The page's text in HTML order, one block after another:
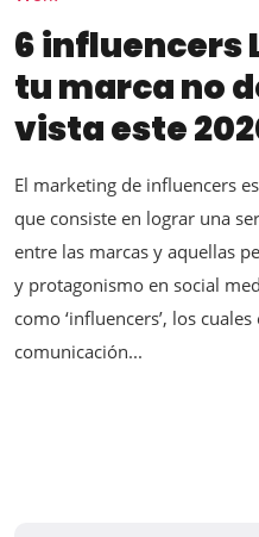
6 influencers
tu marca no
vista este
El marketing de influencers
que consiste en lograr una
entre las marcas y aquellas
y protagonismo en social
como ‘influencers’, los
comunicación...